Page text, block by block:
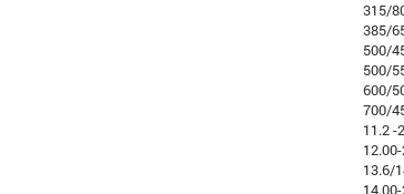
315/
385/
500/
500/
600/
700/
11.2 -
13.6/